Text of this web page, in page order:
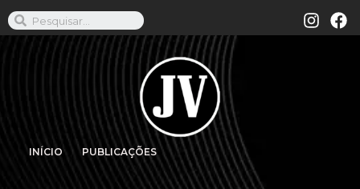
INÍCIO PUBLICAÇÕES